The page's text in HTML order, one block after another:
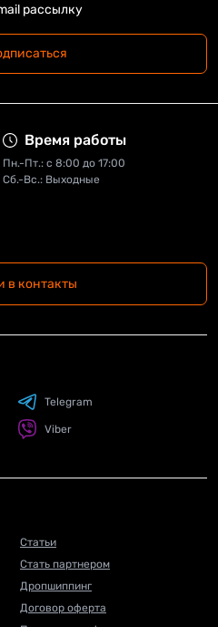
рассылку
Время работы
Пн.-Пт.: с 8:00 до 17:00
Сб.-Вс.: Выходные
в контакты
Статьи
Стать партнером
Дропшиппинг
Договор оферта
Telegram
Viber